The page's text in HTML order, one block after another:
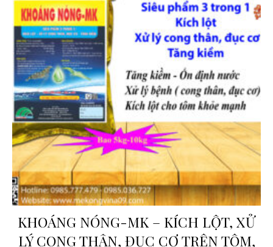
KHOÁNG NÓNG-MK – KÍCH LỘT, XỬ
LÝ CONG THÂN, ĐỤC CƠ TRÊN TÔM,